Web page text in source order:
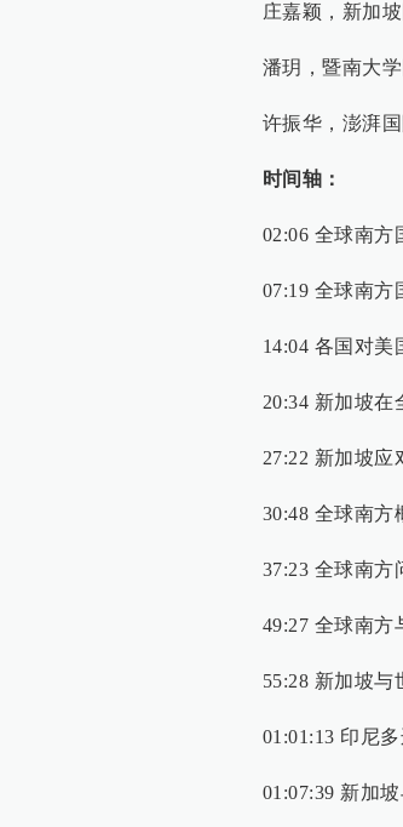
庄嘉颖，新加
潘玥，暨南大
许振华，澎湃
时间轴：
02:06 全球南方
07:19 全球南方
14:04 各国对美
20:34 新加坡
27:22 新加坡
30:48 全球南方
37:23 全球南方
49:27 全球南方
55:28 新加坡
01:01:13 印尼
01:07:39 新加